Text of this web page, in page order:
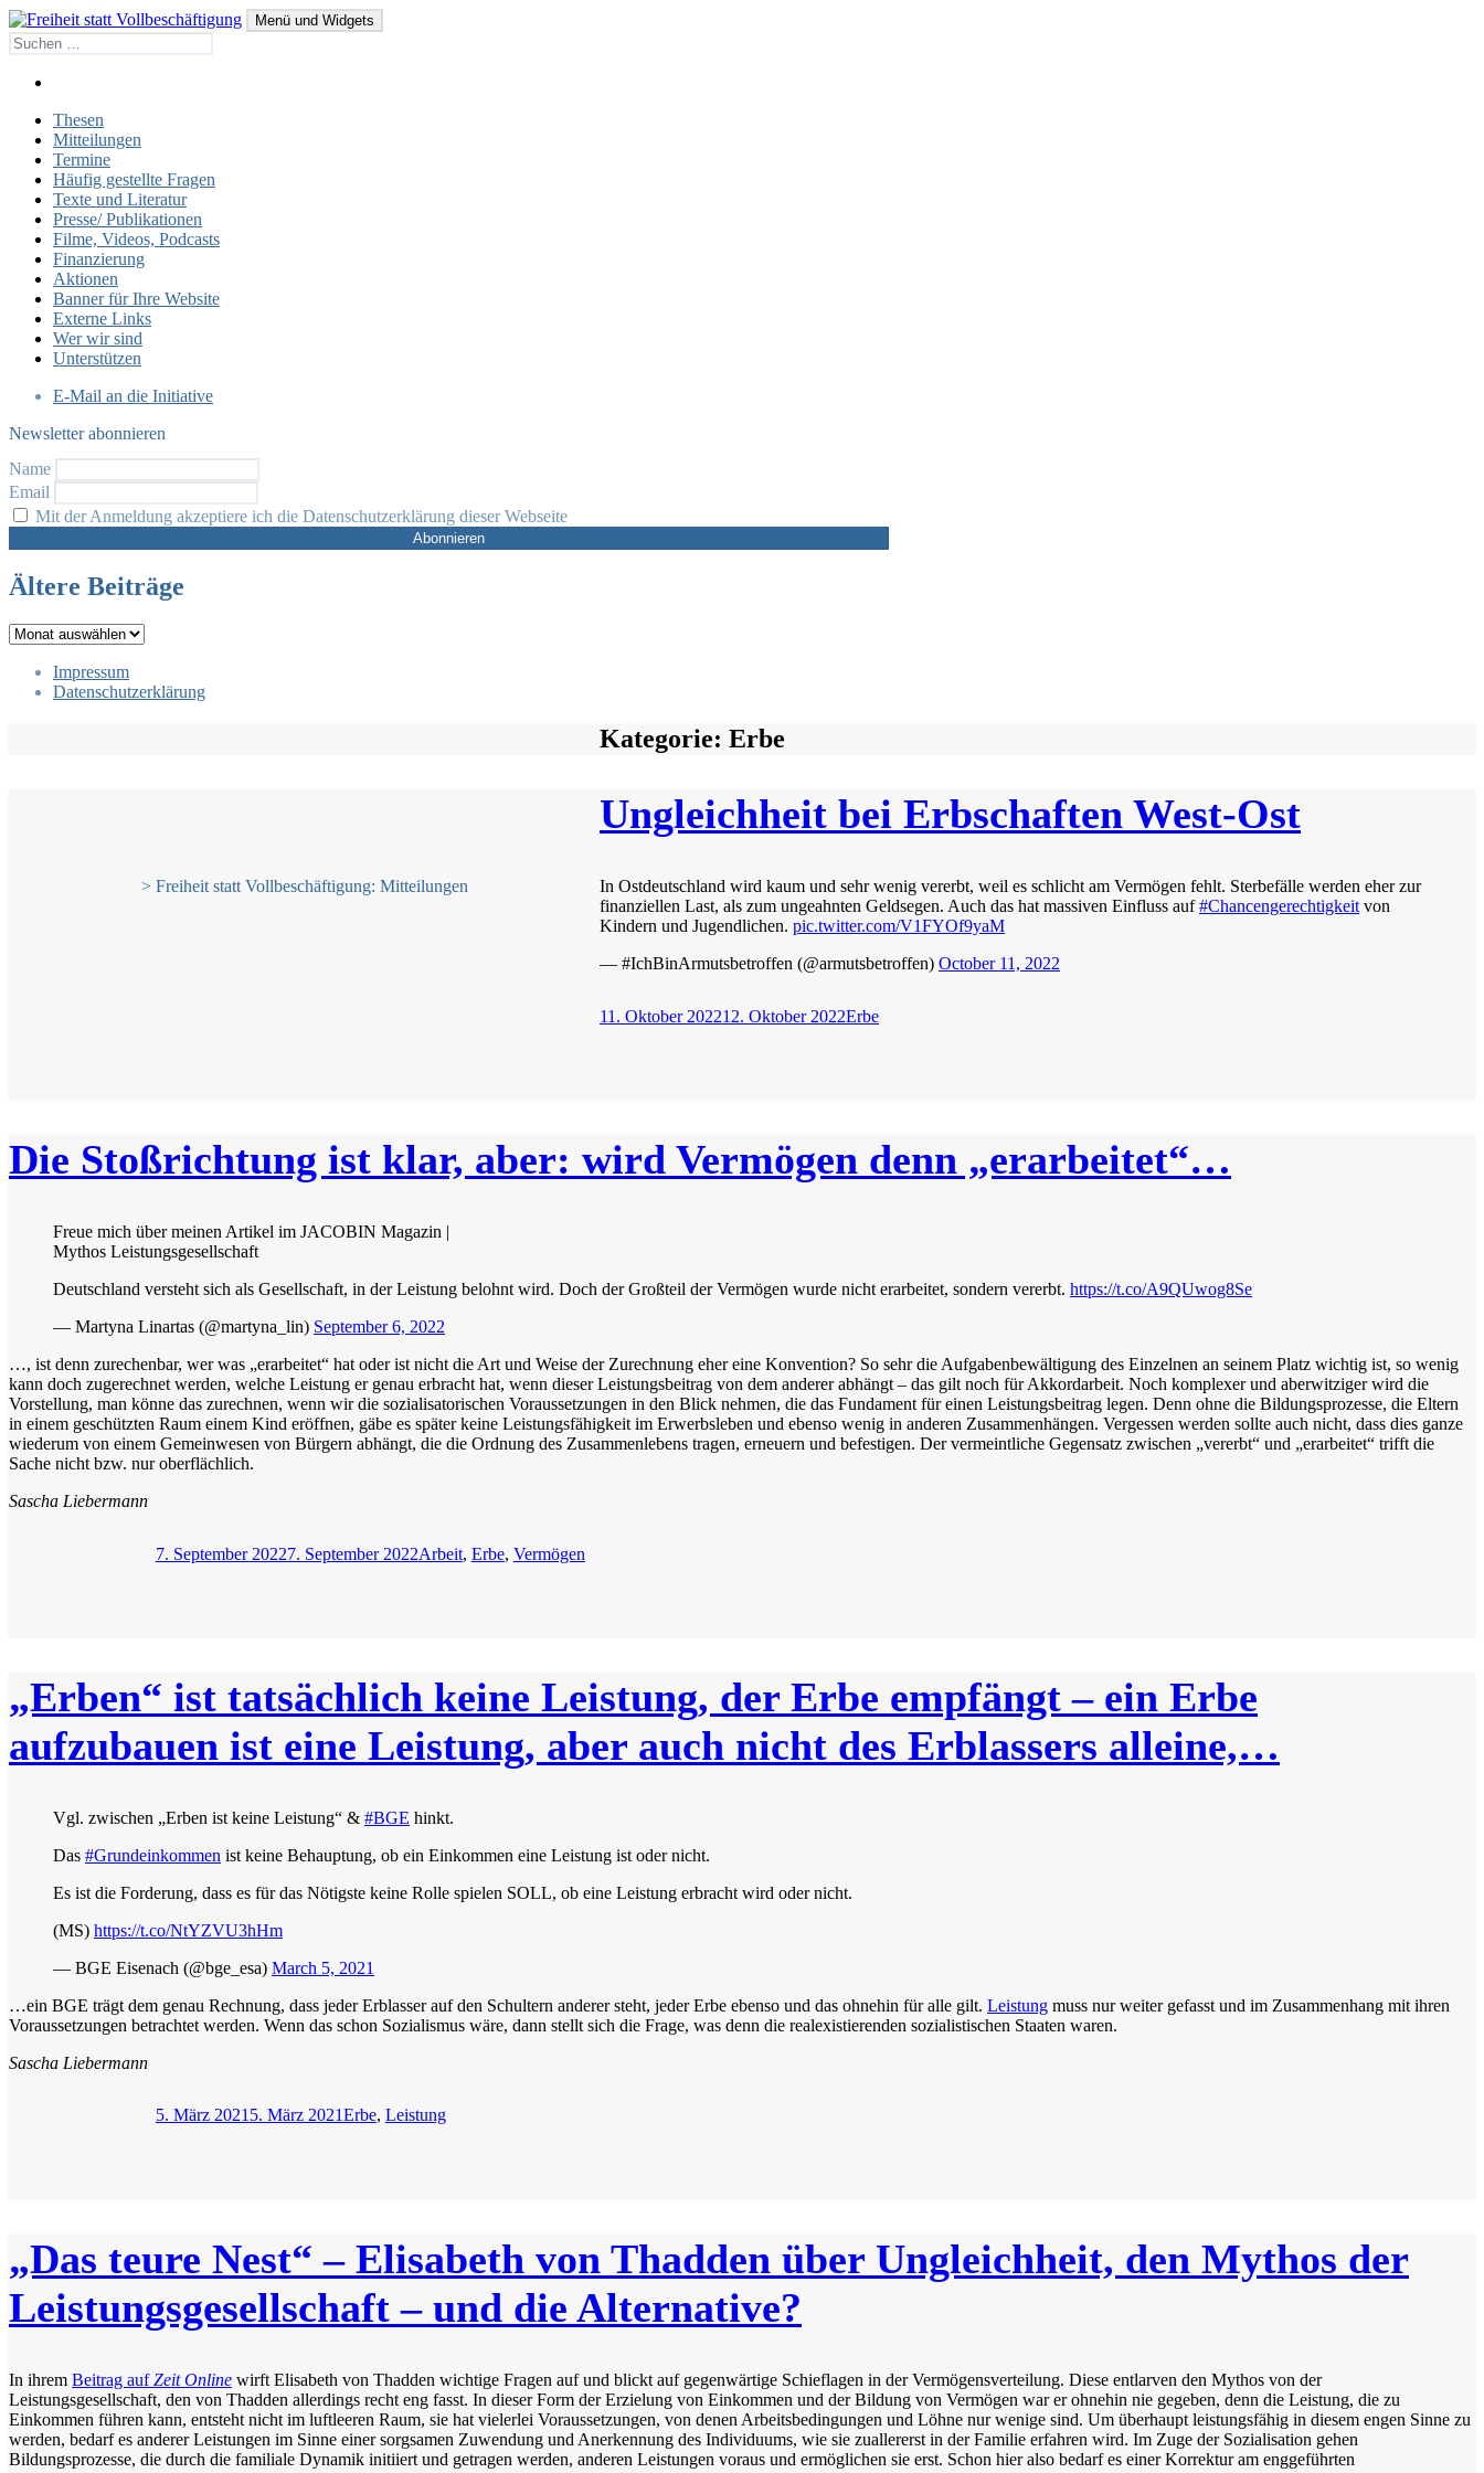
Zum
Inhalt
springen
Freiheit statt Vollbeschäftigung
Ein bedingungsloses Grundeinkommen für alle Bürger
Menü und Widgets
Suche
nach:
folgen
Thesen
Mitteilungen
Termine
Häufig gestellte Fragen
Texte und Literatur
Presse/ Publikationen
Filme, Videos, Podcasts
Finanzierung
Aktionen
Banner für Ihre Website
Externe Links
Wer wir sind
Unterstützen
E-Mail an die Initiative
Newsletter abonnieren
Name
Email
Mit der Anmeldung akzeptiere ich die Datenschutzerklärung dieser Webseite
Ältere Beiträge
Ältere
Impressum
Datenschutzerklärung
> Freiheit statt Vollbeschäftigung: Mitteilungen
Kategorie:Erbe
Ungleichheit bei Erbschaften West-Ost
In Ostdeutschland wird kaum und sehr wenig vererbt, weil es schlicht am Vermögen fehlt. Sterbefälle werden eher zur
finanziellen Last, als zum ungeahnten Geldsegen. Auch das hat massiven Einfluss auf#Chancengerechtigkeit von
Kindern und Jugendlichen.pic.twitter.com/V1FYOf9yaM
— #IchBinArmutsbetroffen (@armutsbetroffen)October 11, 2022
Veröffentlicht
11. Oktober 202212. Oktober 2022Kategorien
Erbe
Die Stoßrichtung ist klar, aber: wird Vermögen denn „erarbeitet“…
Freue mich über meinen Artikel im JACOBIN Magazin |
Mythos Leistungs­­gesellschaft
Deutschland versteht sich als Gesellschaft, in der Leistung belohnt wird. Doch der Großteil der Vermögen wurde nicht erarbeitet, sondern vererbt. https://t.co/A9QUwog8Se
— Martyna Linartas (@martyna_lin) September 6, 2022
…, ist denn zurechenbar, wer was „erarbeitet“ hat oder ist nicht die Art und Weise der Zurechnung eher eine Konvention? So sehr die Aufgabenbewältigung des Einzelnen an seinem Platz wichtig ist, so wenig
kann doch zugerechnet werden, welche Leistung er genau erbracht hat, wenn dieser Leistungsbeitrag von dem anderer abhängt – das gilt noch für Akkordarbeit. Noch komplexer und aberwitziger wird die
Vorstellung, man könne das zurechnen, wenn wir die sozialisatorischen Voraussetzungen in den Blick nehmen, die das Fundament für einen Leistungsbeitrag legen. Denn ohne die Bildungsprozesse, die Eltern
in einem geschützten Raum einem Kind eröffnen, gäbe es später keine Leistungsfähigkeit im Erwerbsleben und ebenso wenig in anderen Zusammenhängen. Vergessen werden sollte auch nicht, dass dies ganze
wiederum von einem Gemeinwesen von Bürgern abhängt, die die Ordnung des Zusammenlebens tragen, erneuern und befestigen. Der vermeintliche Gegensatz zwischen „vererbt“ und „erarbeitet“ trifft die
Sache nicht bzw. nur oberflächlich.
Sascha Liebermann
Veröffentlicht
7. September 20227. September 2022Kategorien
Arbeit, Erbe, Vermögen
„Erben“ ist tatsächlich keine Leistung, der Erbe empfängt – ein Erbe
aufzubauen ist eine Leistung, aber auch nicht des Erblassers alleine,…
Vgl. zwischen „Erben ist keine Leistung“ & #BGE hinkt.
Das #Grundeinkommen ist keine Behauptung, ob ein Einkommen eine Leistung ist oder nicht.
Es ist die Forderung, dass es für das Nötigste keine Rolle spielen SOLL, ob eine Leistung erbracht wird oder nicht.
(MS) https://t.co/NtYZVU3hHm
— BGE Eisenach (@bge_esa) March 5, 2021
…ein BGE trägt dem genau Rechnung, dass jeder Erblasser auf den Schultern anderer steht, jeder Erbe ebenso und das ohnehin für alle gilt. Leistung muss nur weiter gefasst und im Zusammenhang mit ihren
Voraussetzungen betrachtet werden. Wenn das schon Sozialismus wäre, dann stellt sich die Frage, was denn die realexistierenden sozialistischen Staaten waren.
Sascha Liebermann
Veröffentlicht
5. März 20215. März 2021Kategorien
Erbe, Leistung
„Das teure Nest“ – Elisabeth von Thadden über Ungleichheit, den Mythos der
Leistungsgesellschaft – und die Alternative?
In ihrem Beitrag aufZeit Online wirft Elisabeth von Thadden wichtige Fragen auf und blickt auf gegenwärtige Schieflagen in der Vermögensverteilung. Diese entlarven den Mythos von der
Leistungsgesellschaft, den von Thadden allerdings recht eng fasst. In dieser Form der Erzielung von Einkommen und der Bildung von Vermögen war er ohnehin nie gegeben, denn die Leistung, die zu
Einkommen führen kann, entsteht nicht im luftleeren Raum, sie hat vielerlei Voraussetzungen, von denen Arbeitsbedingungen und Löhne nur wenige sind. Um überhaupt leistungsfähig in diesem engen Sinne zu
werden, bedarf es anderer Leistungen im Sinne einer sorgsamen Zuwendung und Anerkennung des Individuums, wie sie zuallererst in der Familie erfahren wird. Im Zuge der Sozialisation gehen
Bildungsprozesse, die durch die familiale Dynamik initiiert und getragen werden, anderen Leistungen voraus und ermöglichen sie erst. Schon hier also bedarf es einer Korrektur am enggeführten